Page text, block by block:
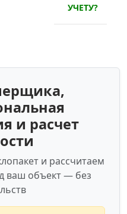
УЧЕТУ?
и расчет
и рассчитаем
ваш объект — без